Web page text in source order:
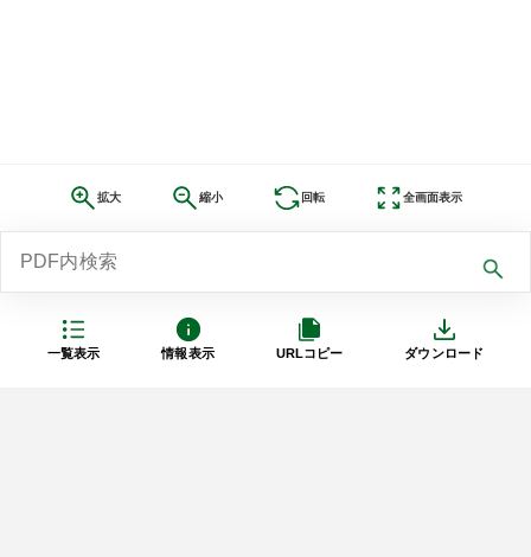
一覧表示 情報表示 URLコピー ダウンロード
拡大 縮小 回転 全画面表示